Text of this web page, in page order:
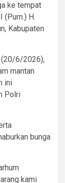
ke tempat
(Purn.) H.
Kabupaten
(20/6/2026),
mantan
ini
Polri
bunga
kami